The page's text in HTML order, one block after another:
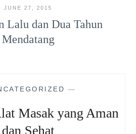
JUNE 27, 2015
Lalu dan Dua Tahun
Mendatang
—
Masak yang Aman
dan Sehat